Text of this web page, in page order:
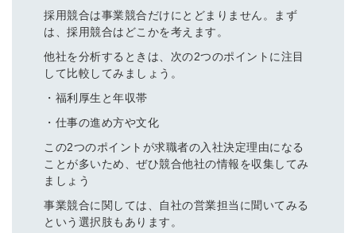
採用競合は事業競合だけにとどまりません。まず
は、採用競合はどこかを考えます。
他社を分析するときは、次の2つのポイントに注目
して比較してみましょう。
・福利厚生と年収帯
・仕事の進め方や文化
この2つのポイントが求職者の入社決定理由になる
ことが多いため、ぜひ競合他社の情報を収集してみ
ましょう
事業競合に関しては、自社の営業担当に聞いてみる
という選択肢もあります。